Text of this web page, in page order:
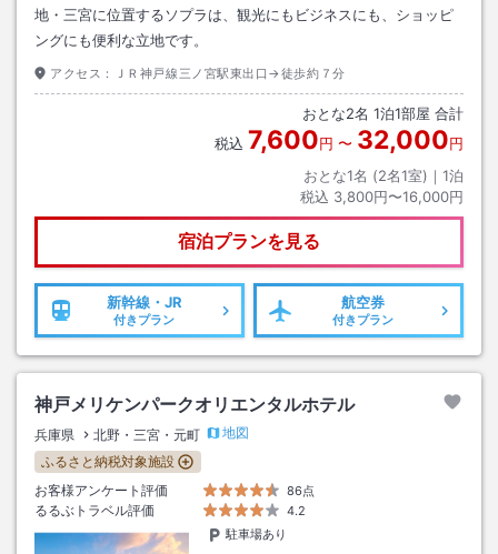
地・三宮に位置するソプラは、観光にもビジネスにも、ショッピ
ングにも便利な立地です。
アクセス： ＪＲ神戸線三ノ宮駅東出口→徒歩約７分
おとな2名 1泊1部屋 合計
税込 7,600円 〜 32,000円
おとな1名 (2名1室)｜ 1泊
税込 3,800円〜16,000円
宿泊プランを見る
新幹線・JR
付きプラン
航空券
付きプラン
神戸メリケンパークオリエンタルホテル
兵庫県 北野・三宮・元町
地図
ふるさと納税対象施設
お客様アンケート評価
86点
るるぶトラベル評価
4.2
駐車場あり